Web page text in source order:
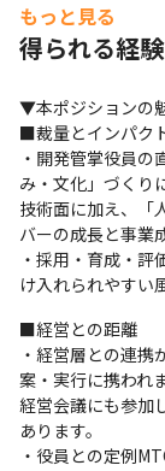
支給PC
Mac
もっと見る
得られる経
▼本ポジションの
■裁量とインパク
・開発管掌役員の
み・文化」づくり
技術面に加え、「
バーの成長と事業
・採用・育成・評
け入れられやすい
■経営との距離
・経営層との連
案・実行に携われま
経営会議にも参加
あります。
・役員との定例